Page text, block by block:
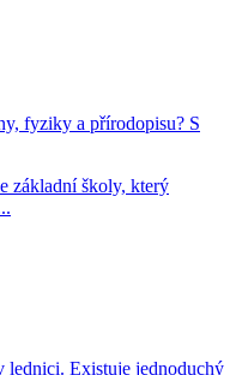
fyziky a přírodopisu? S
základní školy, který
lednici. Existuje jednoduchý